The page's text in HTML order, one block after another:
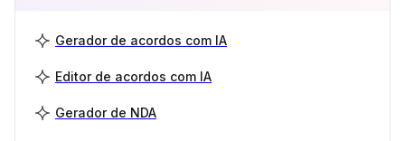
Gerador de acordos com IA
Editor de acordos com IA
Gerador de NDA